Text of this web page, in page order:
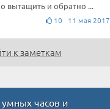
вытащить и обратно ...
10 11 мая 2017
к заметкам
часов и